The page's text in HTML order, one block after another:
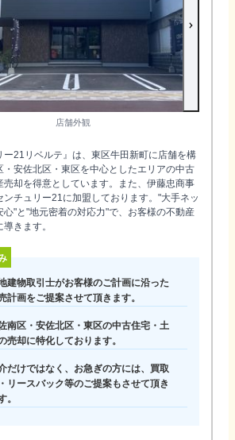
店舗外観
ー21リベルテ』は、東区牛田新町に店舗を構
・安佐北区・東区を中心としたエリアの中古
売却を得意としています。また、伊藤忠商事
ンチュリー21に加盟しております。"大手ネッ
心"と"地元密着の対応力"で、お客様の不動産
きます。
建物取引士がお客様のご計画に沿った
計画をご提案させて頂きます。
南区・安佐北区・東区の中古住宅・土
売却に特化しております。
だけではなく、お急ぎの方には、買取
リースバック等のご提案もさせて頂き
。